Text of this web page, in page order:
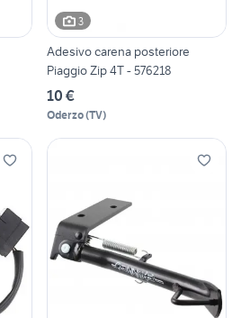
3
Adesivo carena posteriore
Piaggio Zip 4T - 576218
10 €
Oderzo(TV)